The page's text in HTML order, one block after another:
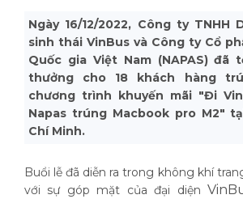
Ngày 16/12/2022, Công ty TNHH
sinh thái VinBus và Công ty Cổ
Quốc gia Việt Nam (NAPAS) đã
thưởng cho 18 khách hàng
chương trình khuyến mãi "Đi
Napas trúng Macbook pro M2"
Chí Minh.
Buổi lễ đã diễn ra trong không khí
với sự góp mặt của đại diện